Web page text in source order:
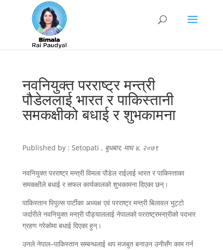
नवनियुक्त परराष्ट्र मन्त्री
पौडेललाई भारत र पाकिस्तानी
समकक्षीको बधाई र शुभकामना
Published by : Setopati , बुधबार, माघ ४, २०७९
नवनियुक्त परराष्ट्र मन्त्री विमला पौडेल राईलाई भारत र पाकिस्ताका
समकक्षीले बधाई र सफल कार्यकालको शुभकामना दिएका छन्।
पाकिस्तान पिपुल्स पार्टीका अध्यक्ष एवं परराष्ट्र मन्त्री बिलावल भुट्टो
जर्दारीले नवनियुक्त मन्त्री पौड्याललाई नेपालको परराष्ट्रमन्त्रीको पदभार
ग्रहण गरेकोमा बधाई दिएका हुन्।
उनले नेपाल–पाकिस्तान सम्बन्धलाई थप मजबुत बनाउन उनीसँग काम गर्न